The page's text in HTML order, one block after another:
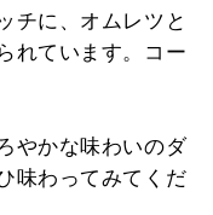
チに、オムレツと
れています。コー
やかな味わいのダ
味わってみてくだ